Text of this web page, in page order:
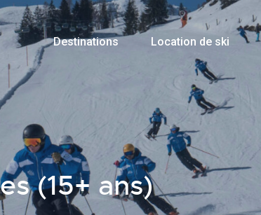
Destinations Location de ski
(15+ ans)